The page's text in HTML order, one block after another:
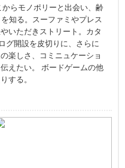
らモノポリーと出会い、齢
知る。スーファミやプレス
いただきストリート。カタ
グ開設を皮切りに、さらに
楽しさ、コミニュケーショ
えたい。 ボードゲームの他
する。